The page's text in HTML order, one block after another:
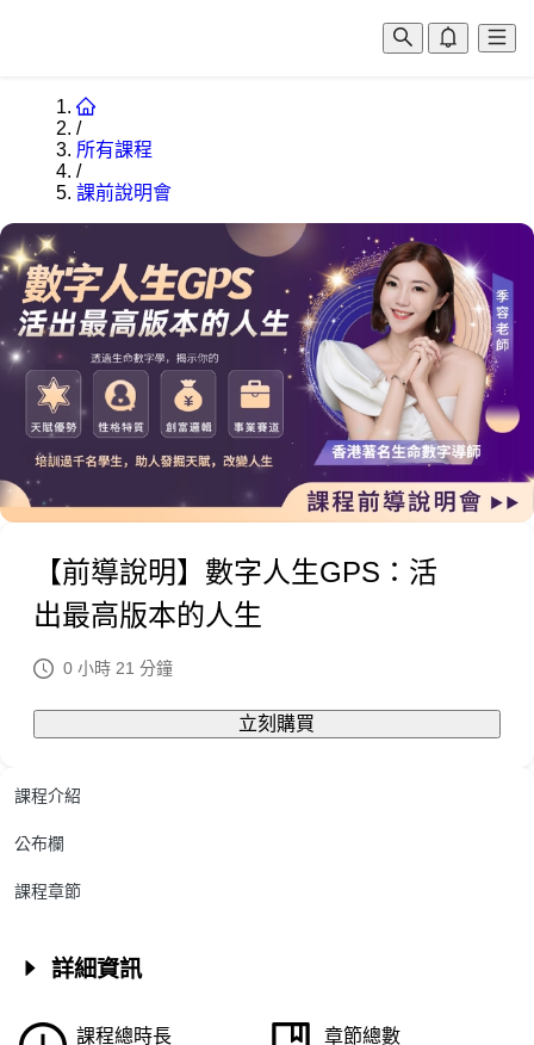
/
所有課程
/
課前說明會
課程介紹
公布欄
課程章節
詳細資訊
課程總時長 章節總數
【前導說明】數字人生GPS：活
出最高版本的人生
0 小時 21 分鐘
立刻購買